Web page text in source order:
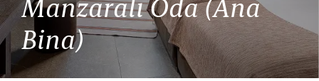
Manzaralı Oda (Ana
Bina)